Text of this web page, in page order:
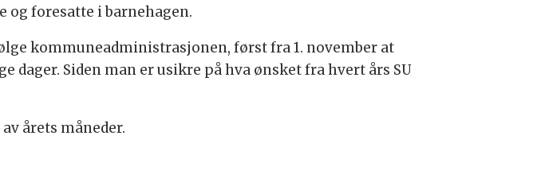
og foresatte i barnehagen.
kommuneadministrasjonen, først fra 1. november at
Siden man er usikre på hva ønsket fra hvert års SU
årets måneder.